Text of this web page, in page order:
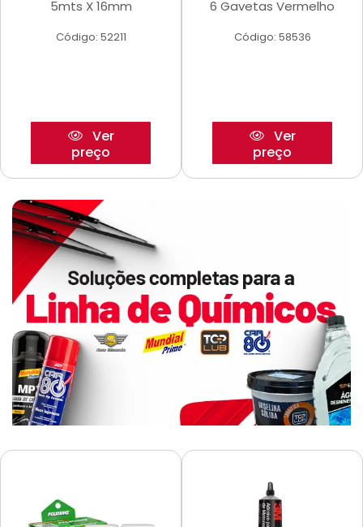
5mts X 16mm
Código: 52211
Ver
preço
6 Gavetas Vermelho
Código: 58536
Ver
preço